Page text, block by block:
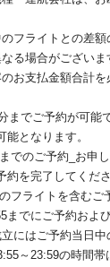
フライトとの差
る場合がござい
お支払金額合計を
までご予約が可能
となります。
でのご予約_お申
約を完了してくださ
フライトを含むご
までにご予約およ
にはご予約当日中
～23:59の時間